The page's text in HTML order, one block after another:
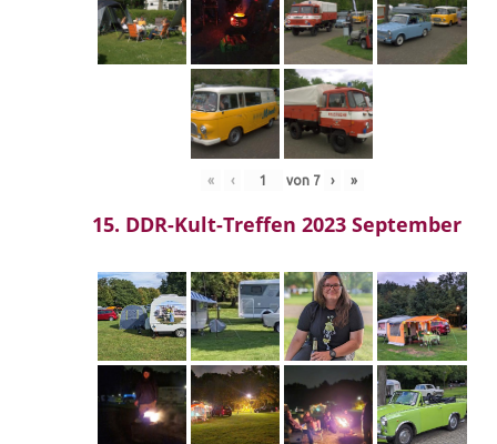
« ‹ von 7 › »
15. DDR-Kult-Treffen 2023 September